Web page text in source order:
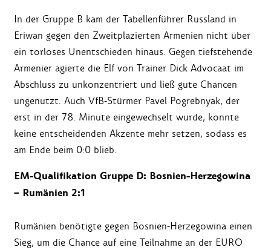
In der Gruppe B kam der Tabellenführer Russland in
Eriwan gegen den Zweitplazierten Armenien nicht über
ein torloses Unentschieden hinaus. Gegen tiefstehende
Armenier agierte die Elf von Trainer Dick Advocaat im
Abschluss zu unkonzentriert und ließ gute Chancen
ungenutzt. Auch VfB-Stürmer Pavel Pogrebnyak, der
erst in der 78. Minute eingewechselt wurde, konnte
keine entscheidenden Akzente mehr setzen, sodass es
am Ende beim 0:0 blieb.
EM-Qualifikation Gruppe D: Bosnien-Herzegowina
– Rumänien 2:1
Rumänien benötigte gegen Bosnien-Herzegowina einen
Sieg, um die Chance auf eine Teilnahme an der EURO